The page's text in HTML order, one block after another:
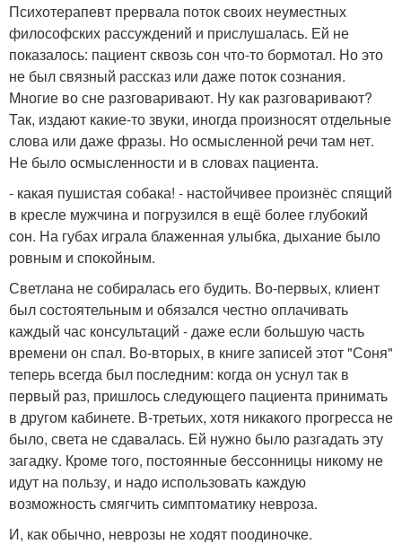
Психотерапевт прервала поток своих неуместных
философских рассуждений и прислушалась. Ей не
показалось: пациент сквозь сон что-то бормотал. Но это
не был связный рассказ или даже поток сознания.
Многие во сне разговаривают. Ну как разговаривают?
Так, издают какие-то звуки, иногда произносят отдельные
слова или даже фразы. Но осмысленной речи там нет.
Не было осмысленности и в словах пациента.
- какая пушистая собака! - настойчивее произнёс спящий
в кресле мужчина и погрузился в ещё более глубокий
сон. На губах играла блаженная улыбка, дыхание было
ровным и спокойным.
Светлана не собиралась его будить. Во-первых, клиент
был состоятельным и обязался честно оплачивать
каждый час консультаций - даже если большую часть
времени он спал. Во-вторых, в книге записей этот "Соня"
теперь всегда был последним: когда он уснул так в
первый раз, пришлось следующего пациента принимать
в другом кабинете. В-третьих, хотя никакого прогресса не
было, света не сдавалась. Ей нужно было разгадать эту
загадку. Кроме того, постоянные бессонницы никому не
идут на пользу, и надо использовать каждую
возможность смягчить симптоматику невроза.
И, как обычно, неврозы не ходят поодиночке.